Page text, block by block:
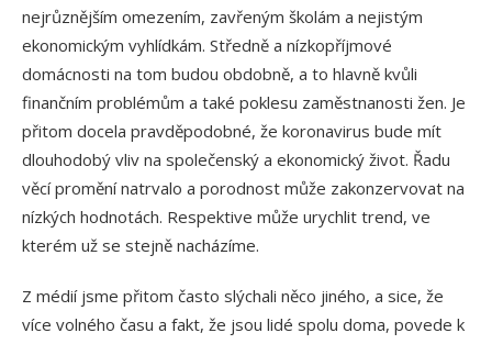
nejrůznějším omezením, zavřeným školám a nejistým
ekonomickým vyhlídkám. Středně a nízkopříjmové
domácnosti na tom budou obdobně, a to hlavně kvůli
finančním problémům a také poklesu zaměstnanosti žen. Je
přitom docela pravděpodobné, že koronavirus bude mít
dlouhodobý vliv na společenský a ekonomický život. Řadu
věcí promění natrvalo a porodnost může zakonzervovat na
nízkých hodnotách. Respektive může urychlit trend, ve
kterém už se stejně nacházíme.
Z médií jsme přitom často slýchali něco jiného, a sice, že
více volného času a fakt, že jsou lidé spolu doma, povede k